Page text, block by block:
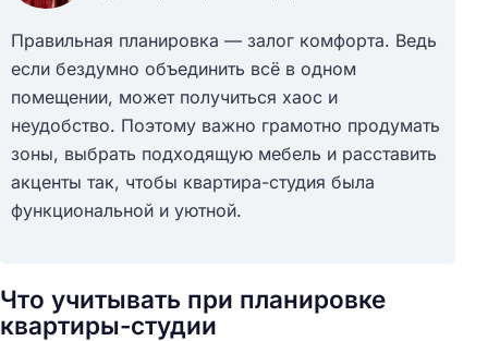
Правильная планировка — залог комфорта. Ведь
если бездумно объединить всё в одном
помещении, может получиться хаос и
неудобство. Поэтому важно грамотно продумать
зоны, выбрать подходящую мебель и расставить
акценты так, чтобы квартира-студия была
функциональной и уютной.
Что учитывать при планировке
квартиры-студии